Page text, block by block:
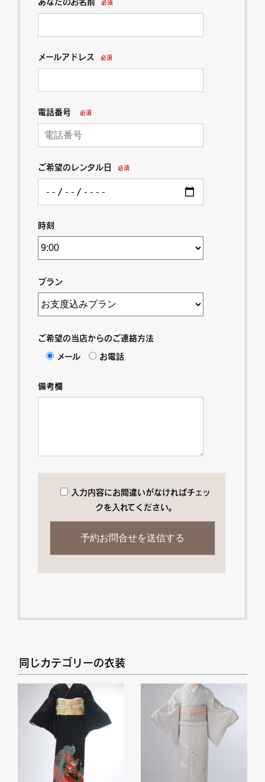
あなたのお名前 必須
メールアドレス 必須
電話番号 必須
ご希望のレンタル日 必須
時刻
プラン
ご希望の当店からのご連絡方法
メール お電話
備考欄
入力内容にお間違いがなければチェッ
クを入れてください。
同じカテゴリーの衣装